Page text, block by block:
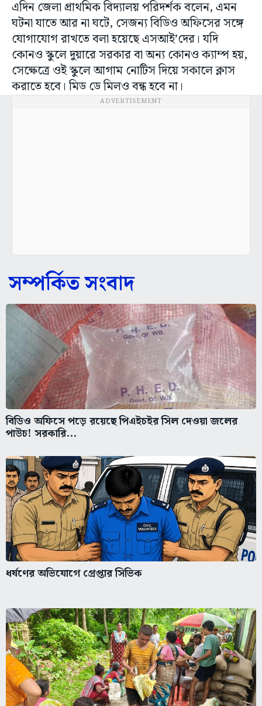
এদিন জেলা প্রাথমিক বিদ্যালয় পরিদর্শক বলেন, এমন
ঘটনা যাতে আর না ঘটে, সেজন্য বিডিও অফিসের সঙ্গে
যোগাযোগ রাখতে বলা হয়েছে এসআই’দের। যদি
কোনও স্কুলে দুয়ারে সরকার বা অন্য কোনও ক্যাম্প হয়,
সেক্ষেত্রে ওই স্কুলে আগাম নোটিস দিয়ে সকালে ক্লাস
করাতে হবে। মিড ডে মিলও বন্ধ হবে না।
ADVERTISEMENT
সম্পর্কিত সংবাদ
বিডিও অফিসে পড়ে রয়েছে পিএইচইর সিল দেওয়া জলের
পাউচ! সরকারি...
ধর্ষণের অভিযোগে গ্রেপ্তার সিভিক